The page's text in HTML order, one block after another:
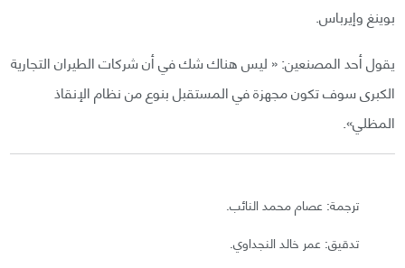
بوينغ وإيرباس.
يقول أحد المصنعين: « ليس هناك شك في أن شركات الطيران التجارية
الكبرى سوف تكون مجهزة في المستقبل بنوع من نظام الإنقاذ
المظلي».
ترجمة: عصام محمد النائب.
تدقيق: عمر خالد النجداوي.